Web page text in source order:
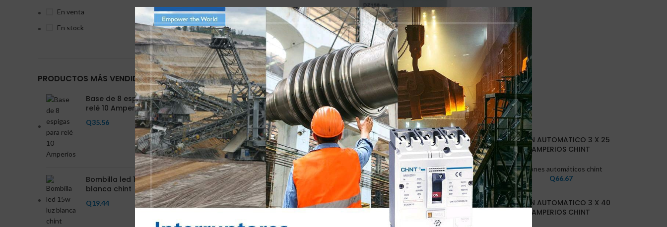
En venta
En stock
PRODUCTOS MÁS VENDIDOS
Base de 8 espigas para
relé 10 Amperios
Q35.56
Bombilla led 15w luz
blanca chint
Q19.44
FLIPON AUTOMATICO 2 X100 CHINT
Flipones automáticos chint
Q
211.11
FLIPON AUTOMATICO 3 X 2 AMP.
CHINT
Flipones automáticos chint
Q66.67
VEND
IDO
FLIPON AUTOMATICO 3 X 6
AMPERIOS CHINT
Flipones automáticos chint
Q68.80
FLIPON AUTOMATICO 3 X 25
AMPERIOS CHINT
Flipones automáticos chint
Q66.67
VEND
IDO
FLIPON AUTOMATICO 3 X 32 AMP.
FLIPON AUTOMATICO 3 X 4
AMPERIOS CHINT
VEND
IDO
FLIPON AUTOMATICO 3 X 40
AMPERIOS CHINT